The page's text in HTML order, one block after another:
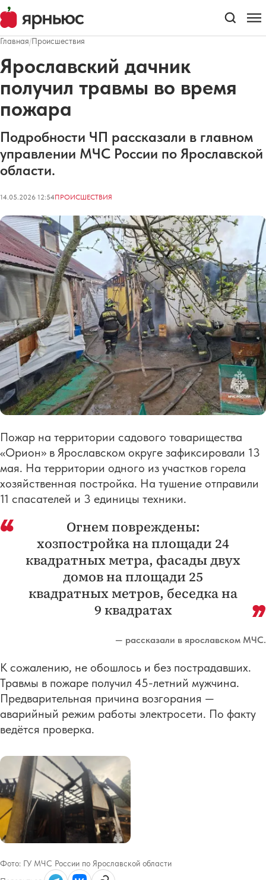
Главная/Происшествия
Ярославский дачник
получил травмы во время
пожара
Подробности ЧП рассказали в главном
управлении МЧС России по Ярославской
области.
14.05.2026 12:54ПРОИСШЕСТВИЯ
Пожар на территории садового товарищества
«Орион» в Ярославском округе зафиксировали 13
мая. На территории одного из участков горела
хозяйственная постройка. На тушение отправили
11 спасателей и 3 единицы техники.
Огнем повреждены:
хозпостройка на площади 24
квадратных метра, фасады двух
домов на площади 25
квадратных метров, беседка на
9 квадратах
— рассказали в ярославском МЧС.
К сожалению, не обошлось и без пострадавших.
Травмы в пожаре получил 45-летний мужчина.
Предварительная причина возгорания —
аварийный режим работы электросети. По факту
ведётся проверка.
Фото: ГУ МЧС России по Ярославской области